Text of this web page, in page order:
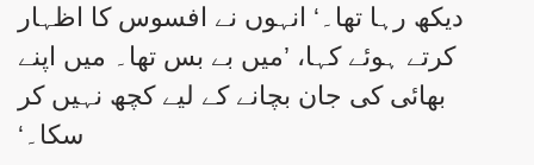
دیکھ رہا تھا۔‘ انہوں نے افسوس کا اظہار
کرتے ہوئے کہا، ’میں بے بس تھا۔ میں اپنے
بھائی کی جان بچانے کے لیے کچھ نہیں کر
سکا۔‘